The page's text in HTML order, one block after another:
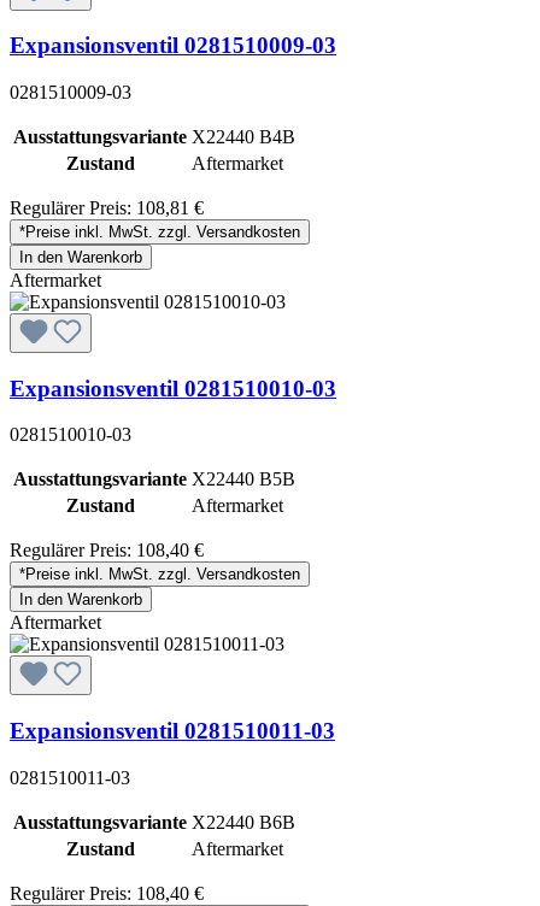
Expansionsventil 0281510009-03
0281510009-03
Ausstattungsvariante X22440 B4B
Zustand
Aftermarket
Regulärer Preis: 108,81 €
*Preise inkl. MwSt. zzgl. Versandkosten
In den Warenkorb
Aftermarket
Expansionsventil 0281510010-03
0281510010-03
Ausstattungsvariante X22440 B5B
Zustand
Aftermarket
Regulärer Preis: 108,40 €
*Preise inkl. MwSt. zzgl. Versandkosten
In den Warenkorb
Aftermarket
Expansionsventil 0281510011-03
0281510011-03
Ausstattungsvariante X22440 B6B
Zustand
Aftermarket
Regulärer Preis: 108,40 €